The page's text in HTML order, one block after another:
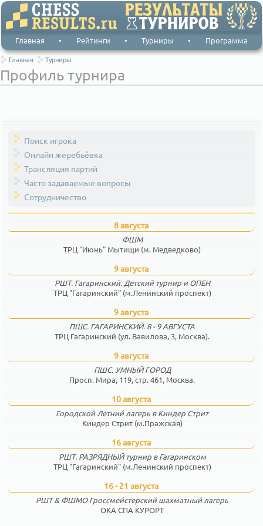
Главная • Рейтинги • Турниры • Программа
Главная Турниры
Профиль турнира
Поиск игрока
Онлайн жеребьёвка
Трансляция партий
Часто задаваемые вопросы
Сотрудничество
8 августа
ФШМ
ТРЦ "Июнь" Мытищи (м. Медведково)
9 августа
РШТ. Гагаринский. Детский турнир и ОПЕН
ТРЦ "Гагаринский" (м.Ленинский проспект)
9 августа
ПШС. ГАГАРИНСКИЙ. 8 - 9 АВГУСТА
ТРЦ Гагаринский (ул. Вавилова, 3, Москва).
9 августа
ПШС. УМНЫЙ ГОРОД
Просп. Мира, 119, стр. 461, Москва.
10 августа
Городской Летний лагерь в Киндер Стрит
Киндер Стрит (м.Пражская)
16 августа
РШТ. РАЗРЯДНЫЙ турнир в Гагаринском
ТРЦ "Гагаринский" (м.Ленинский проспект)
16 - 21 августа
РШТ & ФШМО Гроссмейстерский шахматный лагерь
ОКА СПА КУРОРТ